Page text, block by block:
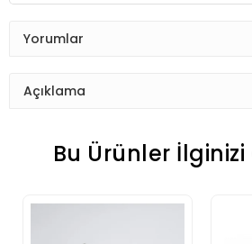
Yorumlar
Açıklama
Bu Ürünler